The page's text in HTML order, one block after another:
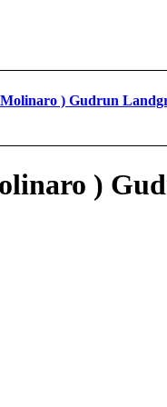
) Gudrun
)